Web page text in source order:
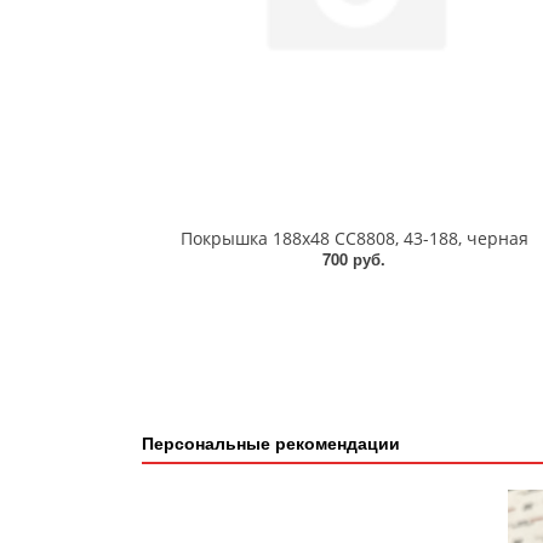
Покрышка 188x48 СС8808, 43-188, черная
700 руб.
Персональные рекомендации